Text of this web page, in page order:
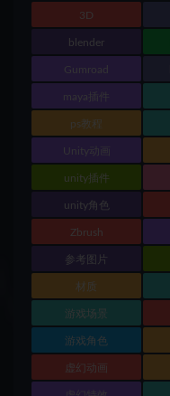
3D
blender
Gumroad
maya插件
ps教程
Unity动画
unity插件
unity角色
Zbrush
参考图片
材质
游戏场景
游戏角色
虚幻动画